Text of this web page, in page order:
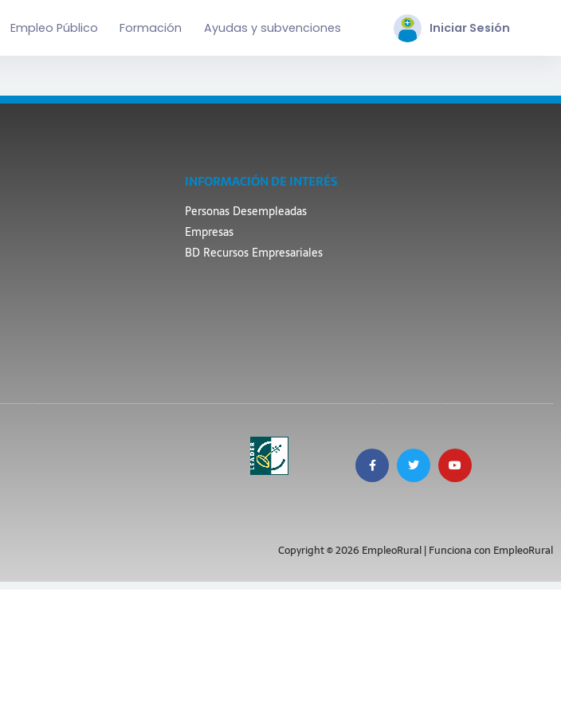
Empleo Público Formación Ayudas y subvenciones Iniciar Sesión
INFORMACIÓN DE INTERÉS
Personas Desempleadas
Empresas
BD Recursos Empresariales
Copyright © 2026 EmpleoRural | Funciona con EmpleoRural